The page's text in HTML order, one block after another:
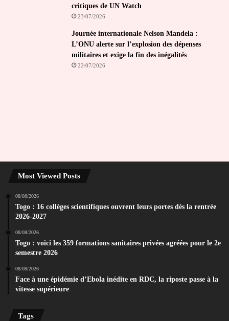
critiques de UN Watch
23/07/2026
Journée internationale Nelson Mandela :
L’ONU alerte sur l’explosion des dépenses
militaires et exige la fin des inégalités
22/07/2026
Most Viewed Posts
08/08/2026
Togo : 16 collèges scientifiques ouvrent leurs portes dès la rentrée
2026-2027
08/08/2026
Togo : voici les 359 formations sanitaires privées agréées pour le 2e
semestre 2026
08/08/2026
Face à une épidémie d’Ebola inédite en RDC, la riposte passe à la
vitesse supérieure
Tags